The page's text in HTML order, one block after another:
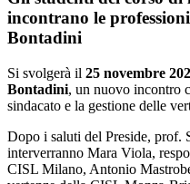
incontrano le professioni
Bontadini
Si svolgerà il 25 novembre
Bontadini, un nuovo incontro
sindacato e la gestione delle
Dopo i saluti del Preside, prof.
interverranno Mara Viola,
CISL Milano, Antonio